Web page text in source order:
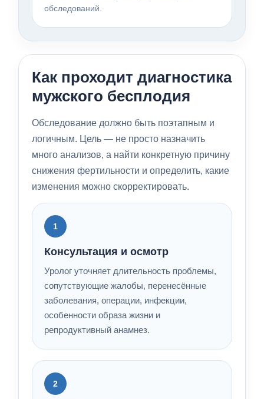
обследований.
Как проходит диагностика
мужского бесплодия
Обследование должно быть поэтапным и
логичным. Цель — не просто назначить
много анализов, а найти конкретную причину
снижения фертильности и определить, какие
изменения можно скорректировать.
1
Консультация и осмотр
Уролог уточняет длительность проблемы,
сопутствующие жалобы, перенесённые
заболевания, операции, инфекции,
особенности образа жизни и
репродуктивный анамнез.
2